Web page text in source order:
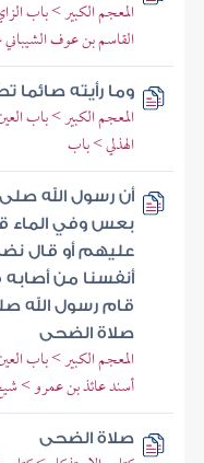
المعجم الكبير > باب
القاسم بن عوف
وما رأيته صائما
المعجم الكبير > باب
الهذلي > باب
أن رسول الله
بعس وفي الماء
عليهم أو قال
أنفسنا من
قام رسول الله
صلاة الضحى
المعجم الكبير > باب
أسند عائذ بن عمرو >
صلاة الضحى